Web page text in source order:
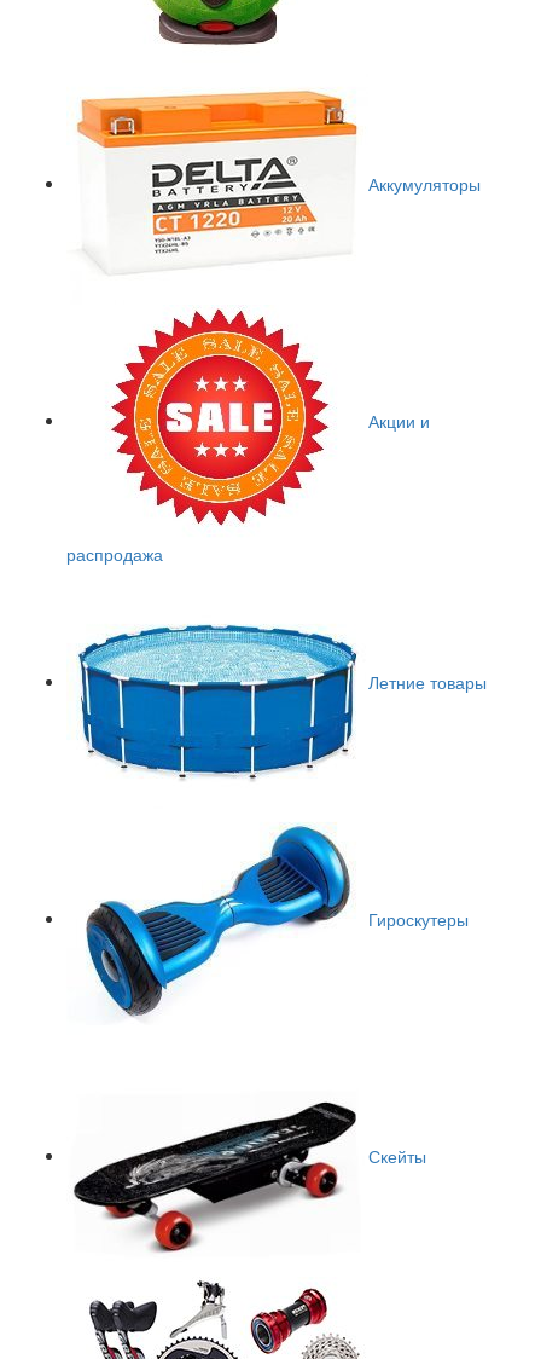
Аккумуляторы
Акции и
распродажа
Летние товары
Гироскутеры
Скейты